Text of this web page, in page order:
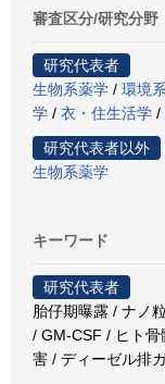
審査区分/研究分野
研究代表者
生物系薬学 / 環境
学 / 衣・住生活学 /
研究代表者以外
生物系薬学
キーワード
研究代表者
胎仔期曝露 / ナノ
/ GM-CSF / ヒト
害 / ディーゼル排